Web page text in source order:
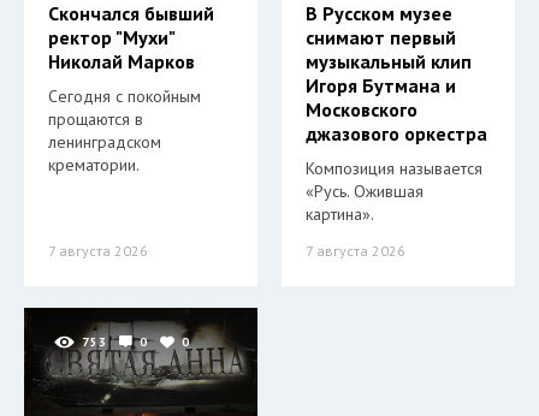
Скончался бывший
ректор "Мухи"
Николай Марков
Сегодня с покойным
прощаются в
ленинградском
крематории.
7 августа 2026
В Русском музее
снимают первый
музыкальный клип
Игоря Бутмана и
Московского
джазового оркестра
Композиция называется
«Русь. Ожившая
картина».
7 августа 2026
753 0 0